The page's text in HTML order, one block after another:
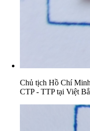
Chủ tịch Hồ Chí
CTP - TTP tại Việt